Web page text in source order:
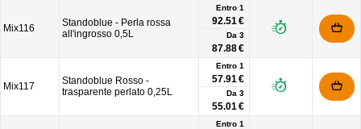
Mix116
Standoblue - Perla rossa
all'ingrosso 0,5L
Entro 1
92.51 €
Da 3
87.88 €
Mix117
Standoblue Rosso -
trasparente perlato 0,25L
Entro 1
57.91 €
Da 3
55.01 €
Entro 1